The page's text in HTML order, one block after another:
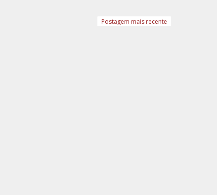
Postagem mais recente